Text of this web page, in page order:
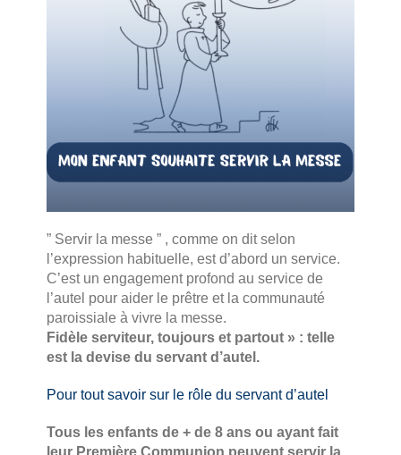
” Servir la messe ” , comme on dit selon
l’expression habituelle, est d’abord un service.
C’est un engagement profond au service de
l’autel pour aider le prêtre et la communauté
paroissiale à vivre la messe.
Fidèle serviteur, toujours et partout » : telle
est la devise du servant d’autel.
Pour tout savoir sur le rôle du servant d’autel
Tous les enfants de + de 8 ans ou ayant fait
leur Première Communion peuvent servir la